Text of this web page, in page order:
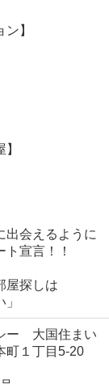
】
出会えるように
宣言！！
屋探しは
ー 大国住まい
町１丁目5-20